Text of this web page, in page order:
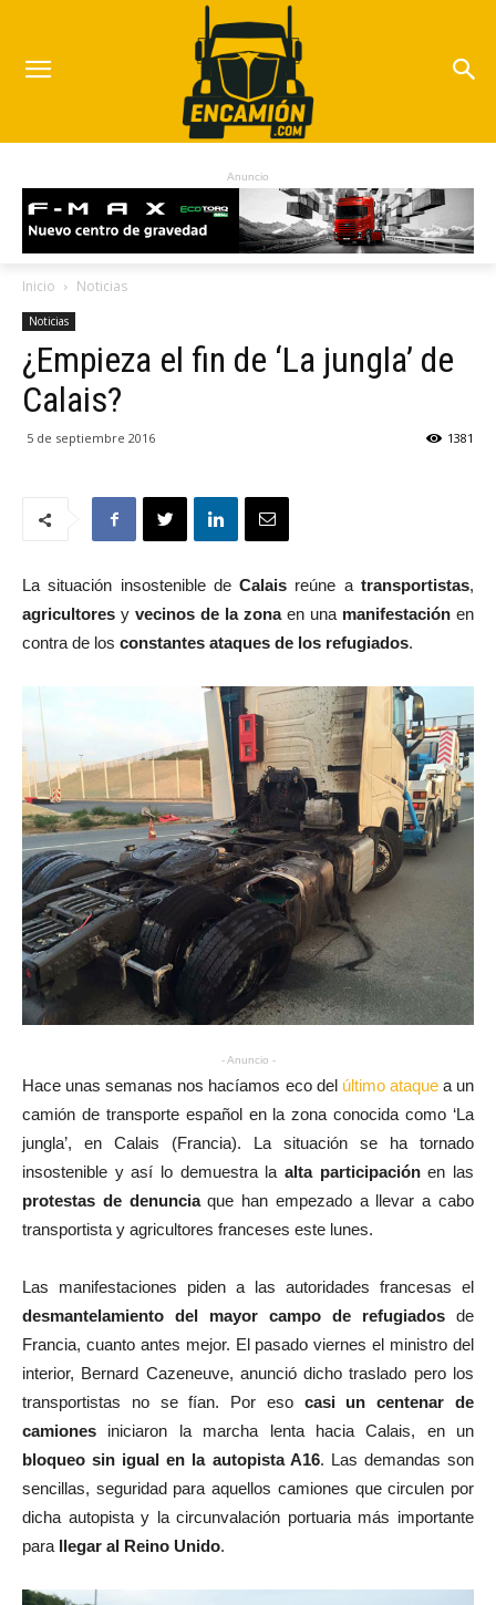
Anuncio
Inicio Noticias
Noticias
¿Empieza el fin de ‘La jungla’ de
Calais?
5 de septiembre 2016 1381
La situación insostenible deCalais reúne atransportistas,
agricultores y vecinos de la zona en una manifestación en
contra de los constantes ataques de los refugiados.
- Anuncio -
Hace unas semanas nos hacíamos eco del último ataquea un
camión de transporte español en la zona conocida como ‘La
jungla’, en Calais (Francia). La situación se ha tornado
insostenible y así lo demuestra la alta participaciónen las
protestas de denunciaque han empezado a llevar a cabo
transportista y agricultores franceses este lunes.
Las manifestaciones piden a las autoridades francesas el
desmantelamiento del mayor campo de refugiados de
Francia, cuanto antes mejor. El pasado viernes el ministro del
interior, Bernard Cazeneuve, anunció dicho traslado pero los
transportistas no se fían. Por eso casi un centenar de
camiones iniciaron la marcha lenta hacia Calais, en un
bloqueo sin igual en la autopista A16. Las demandas son
sencillas, seguridad para aquellos camiones que circulen por
dicha autopista y la circunvalación portuaria más importante
para llegar al Reino Unido.